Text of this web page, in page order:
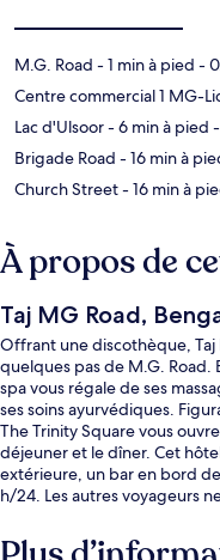
M.G. Road - 1 min à pied -
Centre commercial 1 MG-
Lac d'Ulsoor- 6 min à pied
Brigade Road - 16 min à
Church Street- 16 min à
À propos de
Taj MG Road,
Offrant une discothèque, Taj
quelques pas de M.G.
spa vous régale de ses
ses soins ayurvédiques.
The Trinity Square vous
déjeuner et le dîner. Cet
extérieure, un bar en bord
h/24. Les autres voyageurs
distance à pied des